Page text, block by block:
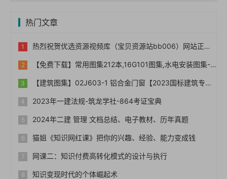
热门文章
热烈祝贺优选资源视频库（宝贝资源站bb006）网站正式上线！！
【免费下载】常用图集212本,16G101图集,水电安装图集-254本【01-0014】
【建筑图集】02J603-1 铝合金门窗【2023国标建筑专业图集大全】
2023年一建法规-筑龙学社-864考证宝典
2024年二建 管理 文档总结、电子教材、历年真题
猫姐《知识网红课》把你的兴趣、经验、能力变成钱
网课二：知识付费高转化模式的设计与执行
知识变现时代的个体崛起术